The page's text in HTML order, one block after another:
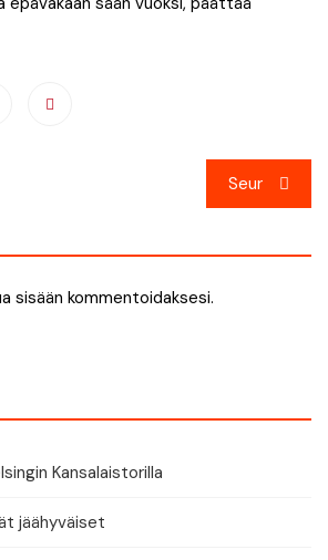
Seur
sisään kommentoidaksesi.
Kansalaistorilla
jäähyväiset